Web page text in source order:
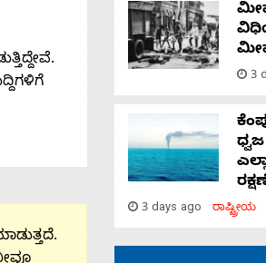
3
3 days ago ರಾಷ್ಟ್ರೀಯ